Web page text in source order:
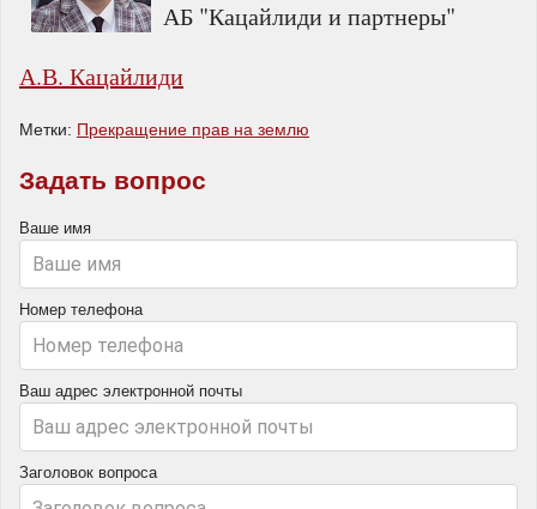
АБ "Кацайлиди и партнеры"
А.В. Кацайлиди
Метки: Прекращение прав на землю
Задать вопрос
Ваше имя
Номер телефона
Ваш адрес электронной почты
Заголовок вопроса